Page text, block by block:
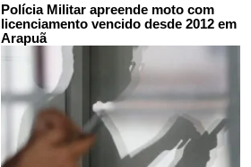
Polícia Militar apreende moto com
licenciamento vencido desde 2012 em
Arapuã